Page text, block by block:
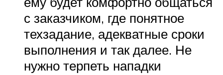
с заказчиком, где понятное
техзадание, адекватные сроки
выполнения и так далее. Не
нужно терпеть нападки